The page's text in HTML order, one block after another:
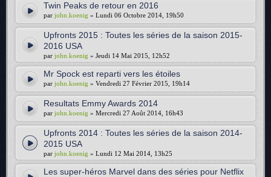
Twin Peaks de retour en 2016
par john.koenig » Lundi 06 Octobre 2014, 19h50
Upfronts 2015 : Toutes les séries de la saison 2015-
2016 USA
par john.koenig » Jeudi 14 Mai 2015, 12h52
Mr Spock est reparti vers les étoiles
par john.koenig » Vendredi 27 Février 2015, 19h14
Resultats Emmy Awards 2014
par john.koenig » Mercredi 27 Août 2014, 16h43
Upfronts 2014 : Toutes les séries de la saison 2014-
2015 USA
par john.koenig » Lundi 12 Mai 2014, 13h25
Les super-héros Marvel dans des séries pour Netflix